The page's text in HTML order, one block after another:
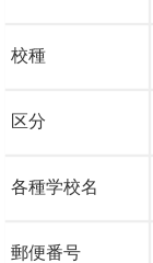
校種
区分
各種学校名
郵便番号